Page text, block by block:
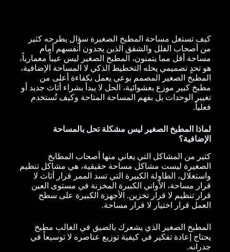
كيف تستغل مساحة المطبخ الصغيرة سؤال يطرحه كثير
من أصحاب الفلل والشقق الذين يجدون أنفسهم أمام
مساحة أقل مما يتمنون، المطبخ الصغير ليس عيباً معمارياً،
هو تحدٍ تصميمي يحله التخطيط الذكي لا المساحة الإضافية،
المطبخ الصغير المصمم بوعي يعمل بكفاءة أعلى من
مطبخ كبير موزع بعشوائية، الحل لا يبدأ بشراء أثاث جديد أو
تغيير الوحدات بل بفهم المساحة المتاحة وكيف تُستخدم
فعلياً.
لماذا المطبخ الصغير ليس مشكلة تحل بالمساحة
الإضافية؟
كثير من المشاكل التي يعاني منها أصحاب المطابخ
الصغيرة ليست مشاكل مساحة حقيقية، هي مشاكل تنظيم
واستغلال، الطاولة الكبيرة التي تسد الممر قرار أثاث لا
قرار مساحة، الأواني الكبيرة المخزنة في مستوى العين
قرار تنظيم لا قرار تخزين. الأجهزة الكبيرة على سطح
العمل قرار اختيار لا قرار مساحة.
المطبخ الصغير الذي يشعرك بالضيق في الغالب مطبخ
يحتاج إعادة تفكير في كيفية توزيع عناصره لا توسيعاً في
جدرانه.